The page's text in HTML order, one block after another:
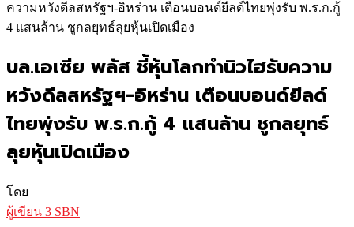
ความหวังดีลสหรัฐฯ-อิหร่าน เตือนบอนด์ยีลด์ไทยพุ่งรับ พ.ร.ก.กู้
4 แสนล้าน ชูกลยุทธ์ลุยหุ้นเปิดเมือง
บล.เอเซีย พลัส ชี้หุ้นโลกทำนิวไฮรับความ
หวังดีลสหรัฐฯ-อิหร่าน เตือนบอนด์ยีลด์
ไทยพุ่งรับ พ.ร.ก.กู้ 4 แสนล้าน ชูกลยุทธ์
ลุยหุ้นเปิดเมือง
โดย
ผู้เขียน 3 SBN